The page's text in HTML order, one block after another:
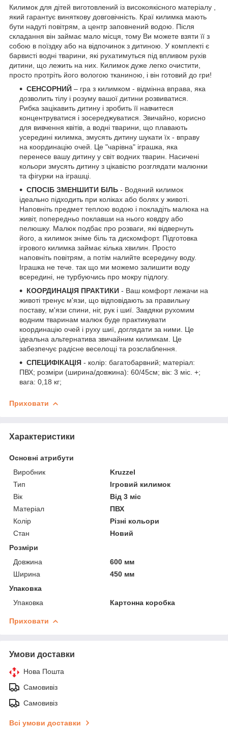
Килимок для дітей виготовлений із високоякісного матеріалу ,
який гарантує виняткову довговічність. Краї килимка мають
бути надуті повітрям, а центр заповнений водою. Після
складання він займає мало місця, тому Ви можете взяти її з
собою в поїздку або на відпочинок з дитиною. У комплекті є
барвисті водні тварини, які рухатимуться під впливом рухів
дитини, що лежить на них. Килимок дуже легко очистити,
просто протріть його вологою тканиною, і він готовий до гри!
СЕНСОРНИЙ – гра з килимком - відмінна вправа, яка
дозволить тілу і розуму вашої дитини розвиватися.
Рибка зацікавить дитину і зробить її навчитеся
концентруватися і зосереджуватися. Звичайно, корисно
для вивчення квітів, а водні тварини, що плавають
усередині килимка, змусять дитину шукати їх - вправу
на координацію очей. Це "чарівна" іграшка, яка
перенесе вашу дитину у світ водних тварин. Насичені
кольори змусять дитину з цікавістю розглядати малюнки
та фігурки на іграшці.
СПОСІБ ЗМЕНШИТИ БІЛЬ - Водяний килимок
ідеально підходить при коліках або болях у животі.
Наповніть предмет теплою водою і покладіть малюка на
живіт, попередньо поклавши на нього ковдру або
пелюшку. Малюк подбає про розваги, які відвернуть
його, а килимок зніме біль та дискомфорт. Підготовка
ігрового килимка займає кілька хвилин. Просто
наповніть повітрям, а потім налийте всередину воду.
Іграшка не тече. так що ми можемо залишити воду
всередині, не турбуючись про мокру підлогу.
КООРДИНАЦІЯ ПРАКТИКИ - Ваш комфорт лежачи на
животі тренує м'язи, що відповідають за правильну
поставу, м'язи спини, ніг, рук і шиї. Завдяки рухомим
водним тваринам малюк буде практикувати
координацію очей і руху шиї, доглядати за ними. Це
ідеальна альтернатива звичайним килимкам. Це
забезпечує радісне веселощі та розслаблення.
СПЕЦИФІКАЦІЯ - колір: багатобарвний; матеріал:
ПВХ; розміри (ширина/довжина): 60/45см; вік: 3 міс. +;
вага: 0,18 кг;
Приховати
Характеристики
Основні атрибути
Виробник
Kruzzel
Тип
Ігровий килимок
Вік
Від 3 міс
Матеріал
ПВХ
Колір
Різні кольори
Стан
Новий
Розміри
Довжина
600 мм
Ширина
450 мм
Упаковка
Упаковка
Картонна коробка
Приховати
Умови доставки
Нова Пошта
Самовивіз
Самовивіз
Всі умови доставки